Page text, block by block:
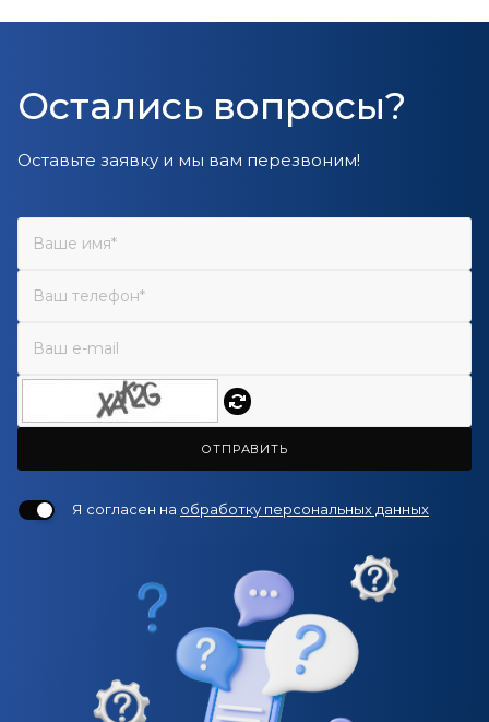
Остались вопросы?
Оставьте заявку и мы вам перезвоним!
ОТПРАВИТЬ
Я согласен на обработку персональных данных